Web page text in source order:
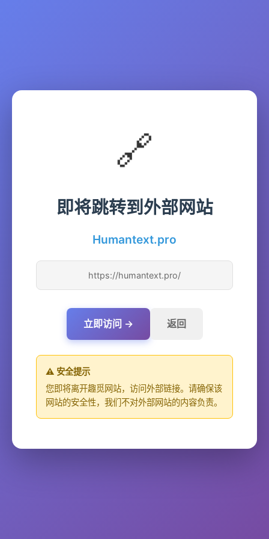
🔗
即将跳转到外部网站
Humantext.pro
https://humantext.pro/
立即访问 → 返回
⚠️ 安全提示
您即将离开趣觅网站，访问外部链接。请确保该
网站的安全性，我们不对外部网站的内容负责。